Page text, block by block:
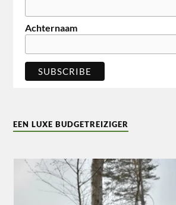
Achternaam
EEN LUXE BUDGETREIZIGER